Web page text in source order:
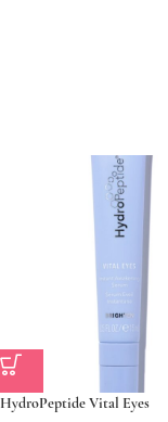
HydroPeptide Vital Eyes